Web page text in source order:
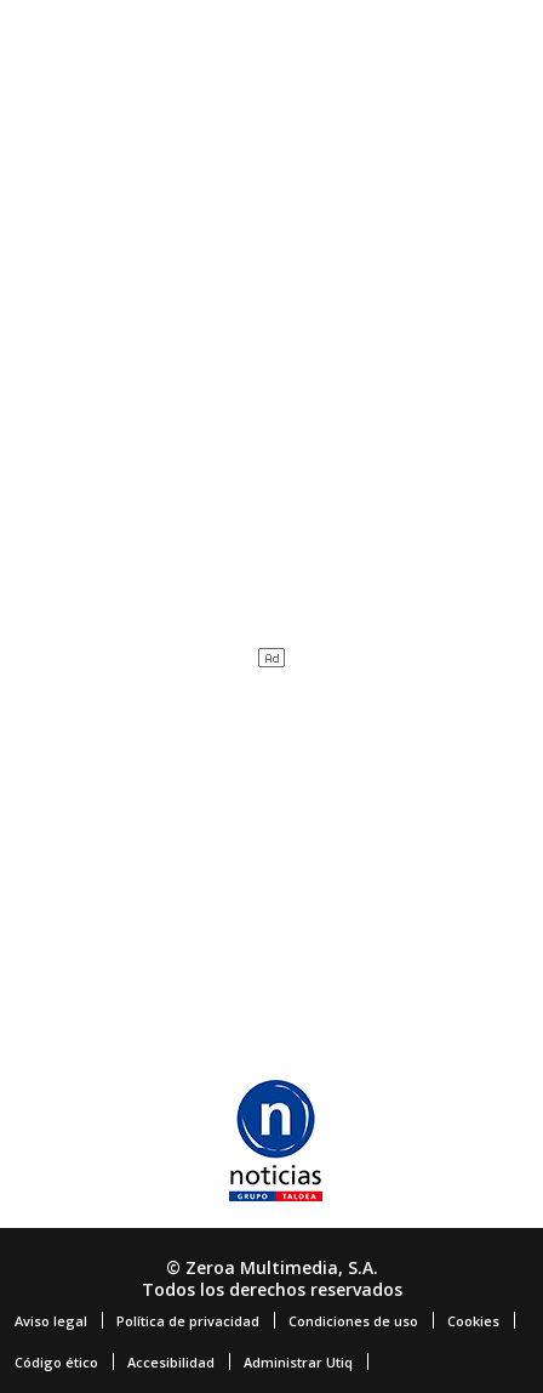
© Zeroa Multimedia, S.A.
Todos los derechos reservados
Aviso legal Política de privacidad Condiciones de uso Cookies
Código ético Accesibilidad Administrar Utiq